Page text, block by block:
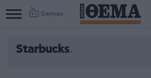
Games
Starbucks